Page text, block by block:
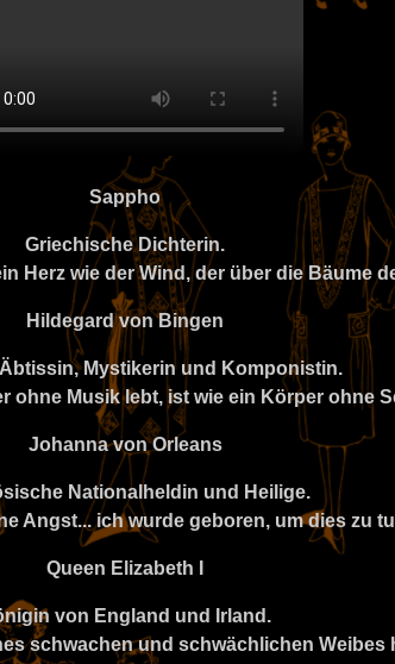
Sappho
Griechische Dichterin.
Herz wie der Wind, der über die Bäume
Hildegard von Bingen
Mystikerin und Komponistin.
ohne Musik lebt, ist wie ein Körper ohne
Johanna von Orleans
Nationalheldin und Heilige.
Angst... ich wurde geboren, um dies zu
Queen Elizabeth I
von England und Irland.
schwachen und schwächlichen Weibes